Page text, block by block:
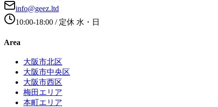
info@geez.ltd
10:00-18:00 / 定休 水・日
Area
大阪市北区
大阪市中央区
大阪市西区
梅田エリア
本町エリア